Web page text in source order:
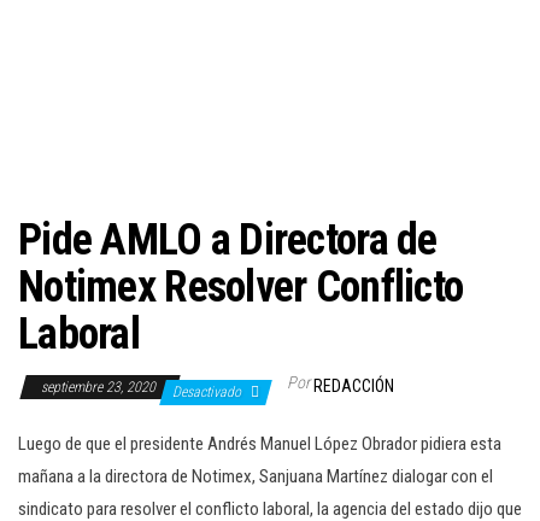
Pide AMLO a Directora de
Notimex Resolver Conflicto
Laboral
septiembre 23, 2020 Desactivado Por REDACCIÓN
Luego de que el presidente Andrés Manuel López Obrador pidiera esta
mañana a la directora de Notimex, Sanjuana Martínez dialogar con el
sindicato para resolver el conflicto laboral, la agencia del estado dijo que